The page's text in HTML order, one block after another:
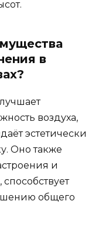
в
воздуха,
эстетически
Оно также
и
общего